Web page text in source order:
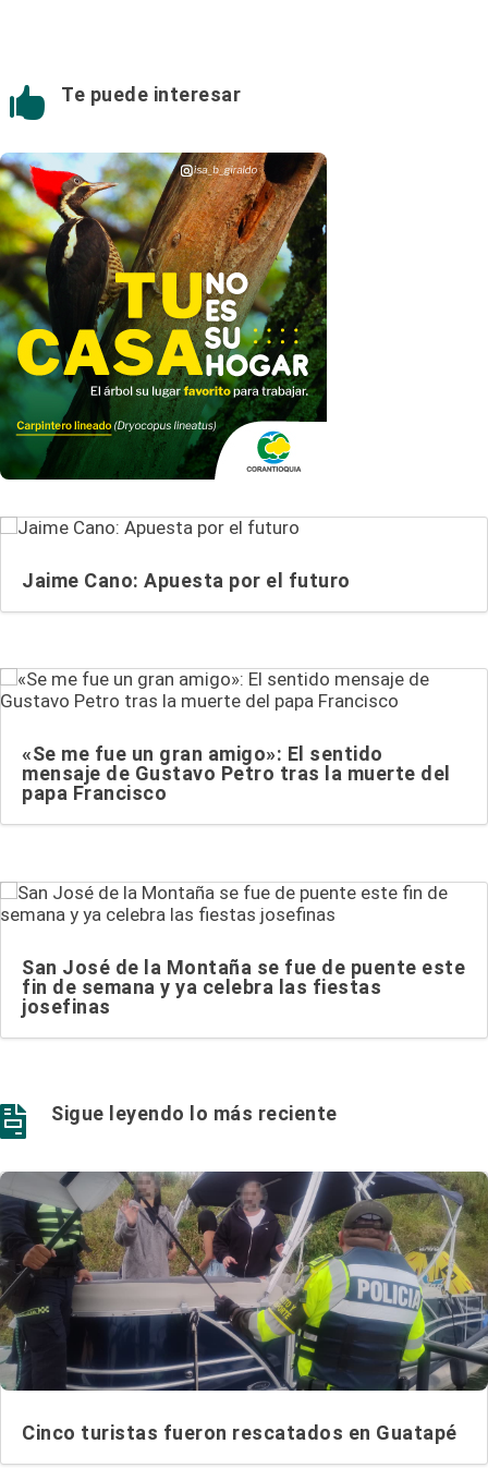
 Te puede interesar
Jaime Cano: Apuesta por el futuro
«Se me fue un gran amigo»: El sentido
mensaje de Gustavo Petro tras la muerte del
papa Francisco
San José de la Montaña se fue de puente este
fin de semana y ya celebra las fiestas
josefinas
 Sigue leyendo lo más reciente
Cinco turistas fueron rescatados en Guatapé